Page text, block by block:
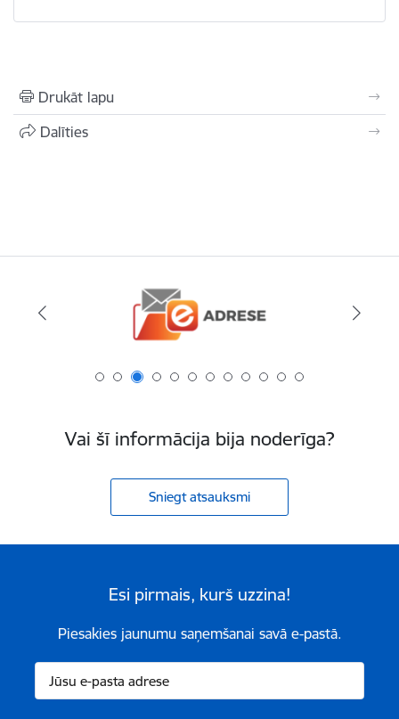
Drukāt lapu
Dalīties
Vai šī informācija bija noderīga?
Sniegt atsauksmi
Esi pirmais, kurš uzzina!
Piesakies jaunumu saņemšanai savā e-pastā.